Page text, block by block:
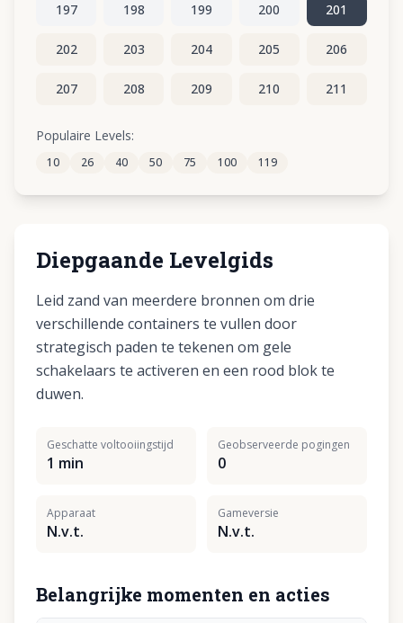
197 198 199 200 201
202 203 204 205 206
207 208 209 210 211
212 213
217 218 219 220
Populaire Levels:
10 26 40 50 75 100 119
Diepgaande Levelgids
Leid zand van meerdere bronnen om drie
verschillende containers te vullen door
strategisch paden te tekenen om gele
schakelaars te activeren en een rood blok te
duwen.
Geschatte voltooiingstijd
1 min
Geobserveerde pogingen
0
Apparaat
N.v.t.
Gameversie
N.v.t.
Belangrijke momenten en acties